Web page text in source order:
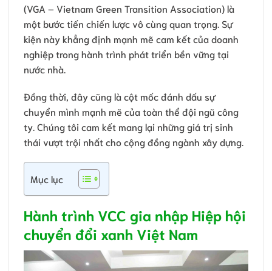
(VGA – Vietnam Green Transition Association) là
một bước tiến chiến lược vô cùng quan trọng. Sự
kiện này khẳng định mạnh mẽ cam kết của doanh
nghiệp trong hành trình phát triển bền vững tại
nước nhà.
Đồng thời, đây cũng là cột mốc đánh dấu sự
chuyển mình mạnh mẽ của toàn thể đội ngũ công
ty. Chúng tôi cam kết mang lại những giá trị sinh
thái vượt trội nhất cho cộng đồng ngành xây dựng.
Mục lục
Hành trình VCC gia nhập Hiệp hội
chuyển đổi xanh Việt Nam